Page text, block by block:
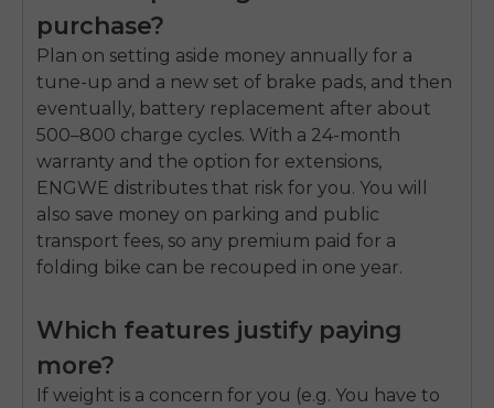
purchase?
Plan on setting aside money annually for a
tune-up and a new set of brake pads, and then
eventually, battery replacement after about
500–800 charge cycles. With a 24-month
warranty and the option for extensions,
ENGWE distributes that risk for you. You will
also save money on parking and public
transport fees, so any premium paid for a
folding bike can be recouped in one year.
Which features justify paying
more?
If weight is a concern for you (e.g. You have to